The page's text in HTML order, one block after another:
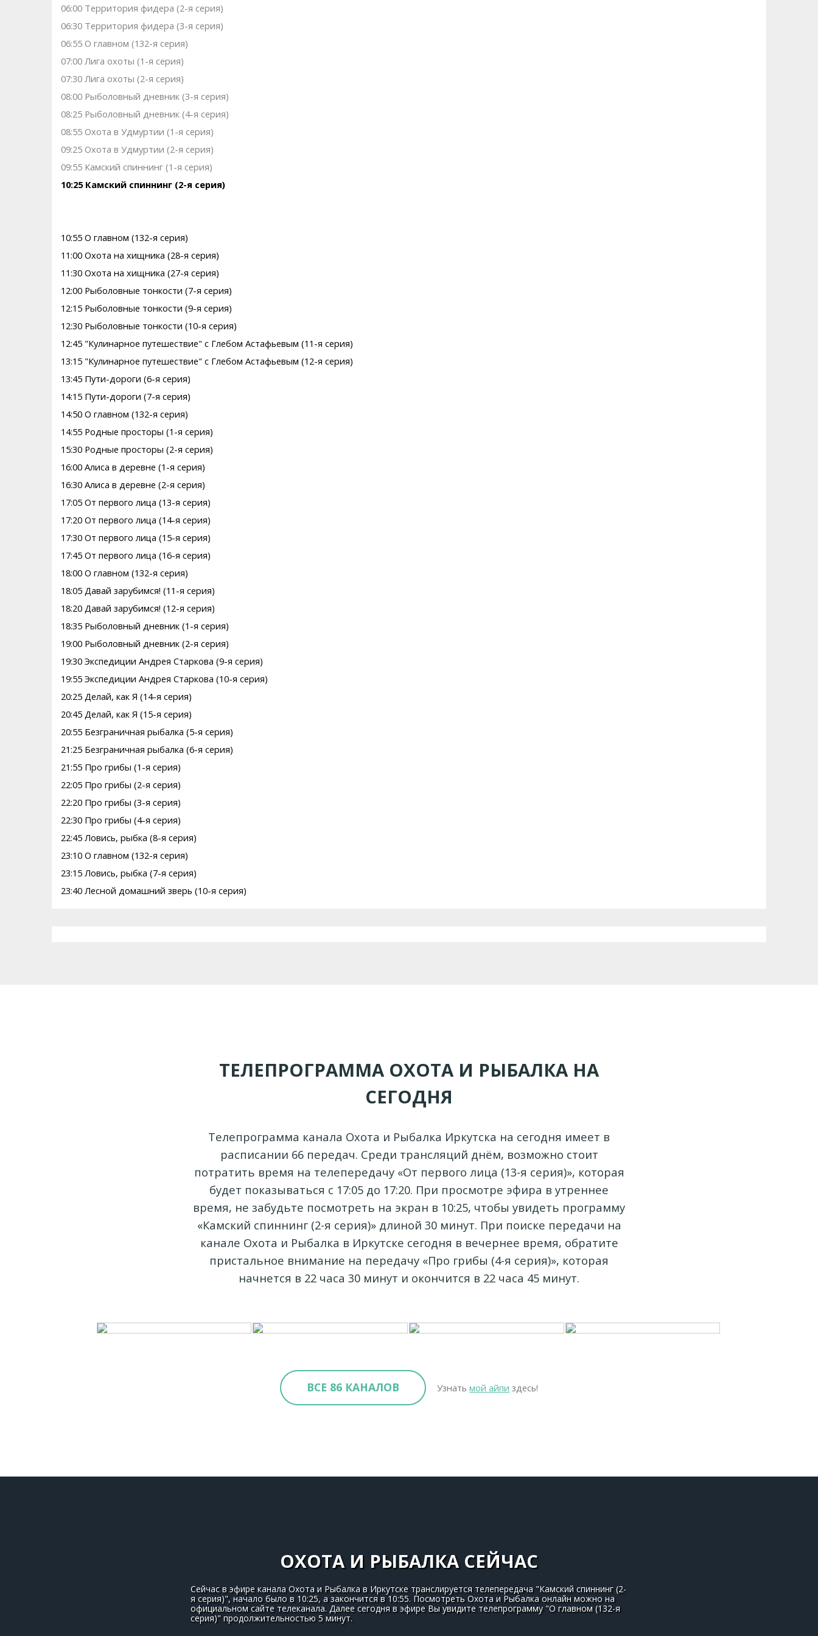
06:00 Территория фидера (2-я серия)
06:30 Территория фидера (3-я серия)
06:55 О главном (132-я серия)
07:00 Лига охоты (1-я серия)
07:30 Лига охоты (2-я серия)
08:00 Рыболовный дневник (3-я серия)
08:25 Рыболовный дневник (4-я серия)
08:55 Охота в Удмуртии (1-я серия)
09:25 Охота в Удмуртии (2-я серия)
09:55 Камский спиннинг (1-я серия)
10:25 Камский спиннинг (2-я серия)
10:55 О главном (132-я серия)
11:00 Охота на хищника (28-я серия)
11:30 Охота на хищника (27-я серия)
12:00 Рыболовные тонкости (7-я серия)
12:15 Рыболовные тонкости (9-я серия)
12:30 Рыболовные тонкости (10-я серия)
12:45 "Кулинарное путешествие" с Глебом Астафьевым (11-я серия)
13:15 "Кулинарное путешествие" с Глебом Астафьевым (12-я серия)
13:45 Пути-дороги (6-я серия)
14:15 Пути-дороги (7-я серия)
14:50 О главном (132-я серия)
14:55 Pодные просторы (1-я серия)
15:30 Pодные просторы (2-я серия)
16:00 Алиса в деревне (1-я серия)
16:30 Алиса в деревне (2-я серия)
17:05 От первого лица (13-я серия)
17:20 От первого лица (14-я серия)
17:30 От первого лица (15-я серия)
17:45 От первого лица (16-я серия)
18:00 О главном (132-я серия)
18:05 Давай зарубимся! (11-я серия)
18:20 Давай зарубимся! (12-я серия)
18:35 Рыболовный дневник (1-я серия)
19:00 Рыболовный дневник (2-я серия)
19:30 Экспедиции Андрея Старкова (9-я серия)
19:55 Экспедиции Андрея Старкова (10-я серия)
20:25 Делай, как Я (14-я серия)
20:45 Делай, как Я (15-я серия)
20:55 Безгрaничнaя pыбалка (5-я серия)
21:25 Безгрaничнaя pыбалка (6-я серия)
21:55 Про грибы (1-я серия)
22:05 Про грибы (2-я серия)
22:20 Про грибы (3-я серия)
22:30 Про грибы (4-я серия)
22:45 Ловись, рыбка (8-я серия)
23:10 О главном (132-я серия)
23:15 Ловись, рыбка (7-я серия)
23:40 Лесной домашний зверь (10-я серия)
ТЕЛЕПРОГРАММА ОХОТА И РЫБАЛКА НА
СЕГОДНЯ
Телепрограмма канала Охота и Рыбалка Иркутска на сегодня имеет в
расписании 66 передач. Среди трансляций днём, возможно стоит
потратить время на телепередачу «От первого лица (13-я серия)», которая
будет показываться с 17:05 до 17:20. При просмотре эфира в утреннее
время, не забудьте посмотреть на экран в 10:25, чтобы увидеть программу
«Камский спиннинг (2-я серия)» длиной 30 минут. При поиске передачи на
канале Охота и Рыбалка в Иркутске сегодня в вечернее время, обратите
пристальное внимание на передачу «Про грибы (4-я серия)», которая
начнется в 22 часа 30 минут и окончится в 22 часа 45 минут.
ВСЕ 86 КАНАЛОВ Узнатьмой айпи здесь!
ОХОТА И РЫБАЛКА СЕЙЧАС
Сейчас в эфире канала Охота и Рыбалка в Иркутске транслируется телепередача "Камский спиннинг (2-
я серия)", начало было в 10:25, а закончится в 10:55. Посмотреть Охота и Рыбалка онлайн можно на
официальном сайте телеканала. Далее сегодня в эфире Вы увидите телепрограмму "О главном (132-я
серия)" продолжительностью 5 минут.